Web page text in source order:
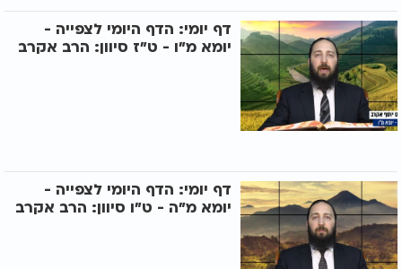
דף יומי: הדף היומי לצפייה -
יומא מ"ו - ט"ז סיוון: הרב אקרב
דף יומי: הדף היומי לצפייה -
יומא מ"ה - ט"ו סיוון: הרב אקרב